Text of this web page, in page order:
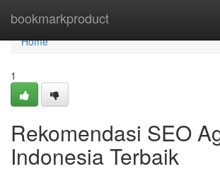
bookmarkproduct
Home
Home
1
Rekomendasi SEO
Indonesia Terbaik